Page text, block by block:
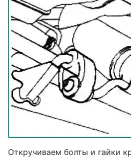
Откручиваем болты и гайки